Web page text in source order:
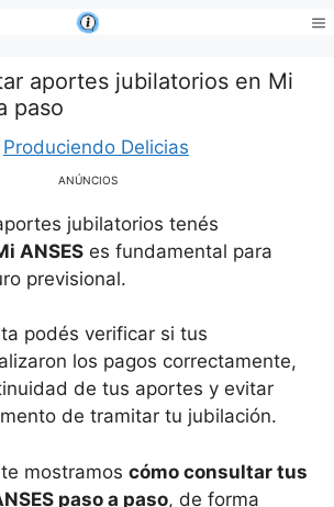
aportes jubilatorios en Mi
paso
Produciendo Delicias
ANÚNCIOS
jubilatorios tenés
ANSES es fundamental para
previsional.
podés verificar si tus
los pagos correctamente,
de tus aportes y evitar
de tramitar tu jubilación.
mostramos cómo consultar tus
paso a paso, de forma